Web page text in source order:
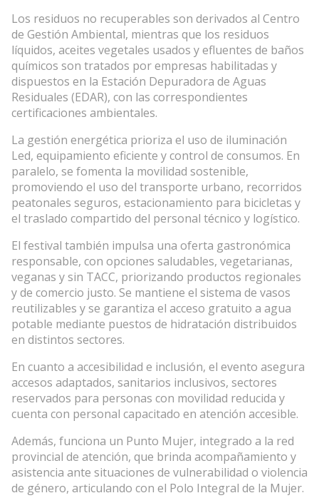
Los residuos no recuperables son derivados al Centro
de Gestión Ambiental, mientras que los residuos
líquidos, aceites vegetales usados y efluentes de baños
químicos son tratados por empresas habilitadas y
dispuestos en la Estación Depuradora de Aguas
Residuales (EDAR), con las correspondientes
certificaciones ambientales.
La gestión energética prioriza el uso de iluminación
Led, equipamiento eficiente y control de consumos. En
paralelo, se fomenta la movilidad sostenible,
promoviendo el uso del transporte urbano, recorridos
peatonales seguros, estacionamiento para bicicletas y
el traslado compartido del personal técnico y logístico.
El festival también impulsa una oferta gastronómica
responsable, con opciones saludables, vegetarianas,
veganas y sin TACC, priorizando productos regionales
y de comercio justo. Se mantiene el sistema de vasos
reutilizables y se garantiza el acceso gratuito a agua
potable mediante puestos de hidratación distribuidos
en distintos sectores.
En cuanto a accesibilidad e inclusión, el evento asegura
accesos adaptados, sanitarios inclusivos, sectores
reservados para personas con movilidad reducida y
cuenta con personal capacitado en atención accesible.
Además, funciona un Punto Mujer, integrado a la red
provincial de atención, que brinda acompañamiento y
asistencia ante situaciones de vulnerabilidad o violencia
de género, articulando con el Polo Integral de la Mujer.